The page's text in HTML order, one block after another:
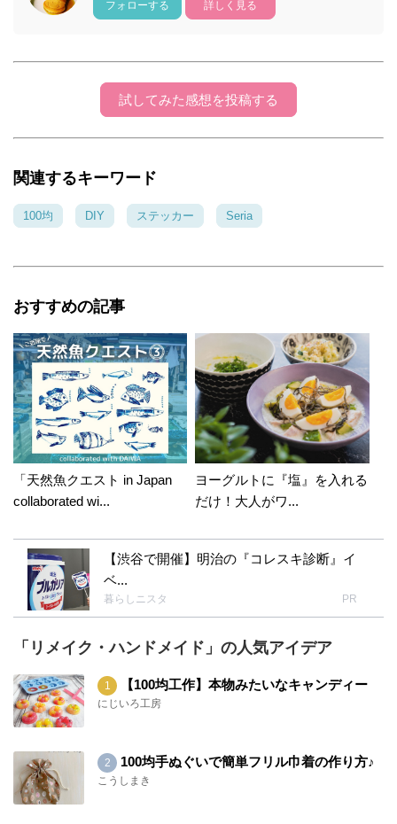
フォローする 詳しく見る
試してみた感想を投稿する
関連するキーワード
100均 DIY ステッカー Seria
おすすめの記事
「天然魚クエスト in Japan
collaborated wi...
ヨーグルトに『塩』を入れる
だけ！大人がワ...
【渋谷で開催】明治の『コレスキ診断』イ
ベ...
暮らしニスタ PR
「リメイク・ハンドメイド」の人気アイデア
【100均工作】本物みたいなキャンディー
にじいろ工房
100均手ぬぐいで簡単フリル巾着の作り方♪
こうしまき